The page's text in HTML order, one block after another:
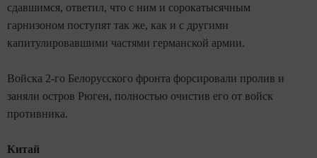
сдавшимся, ответил, что с ним и сорокатысячным
гарнизоном поступят так же, как и с другими
капитулировавшими частями германской армии.
Войска 2-го Белорусского фронта форсировали пролив и
заняли остров Рюген, полностью очистив его от войск
противника.
Китай